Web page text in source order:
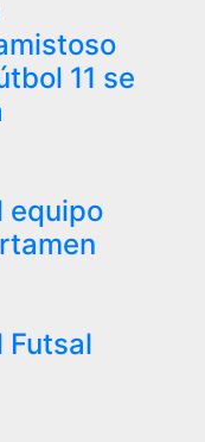
11 se
equipo
Futsal